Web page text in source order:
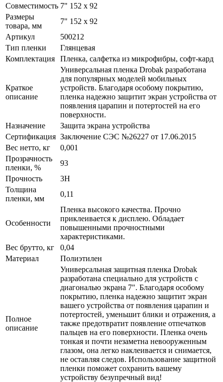
Совместимость 7" 152 x 92
Размеры
товара, мм
7" 152 x 92
Артикул
500212
Тип пленки
Глянцевая
Комплектация
Пленка, салфетка из микрофибры, софт-кард
Краткое
описание
Универсальная пленка Drobak разработана
для популярных моделей мобильных
устройств. Благодаря особому покрытию,
пленка надежно защитит экран устройства от
появления царапин и потертостей на его
поверхности.
Назначение
Защита экрана устройства
Сертификация Заключение СЭС №26227 от 17.06.2015
Вес нетто, кг
0,001
Прозрачность
пленки, %
93
Прочность
3H
Толщина
пленки, мм
0,11
Особенности
Пленка высокого качества. Прочно
приклеивается к дисплею. Обладает
повышенными прочностными
характеристиками.
Вес брутто, кг
0,04
Материал
Полиэтилен
Полное
описание
Универсальная защитная пленка Drobak
разработана специально для устройств с
диагональю экрана 7". Благодаря особому
покрытию, пленка надежно защитит экран
вашего устройства от появления царапин и
потертостей, уменьшит блики и отражения, а
также предотвратит появление отпечатков
пальцев на его поверхности. Пленка очень
тонкая и почти незаметна невооруженным
глазом, она легко наклеивается и снимается,
не оставляя следов. Использование защитной
пленки поможет сохранить вашему
устройству безупречный вид!